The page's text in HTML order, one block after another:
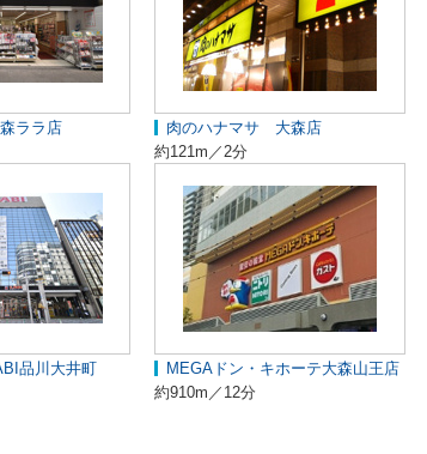
ララ店
肉のハナマサ 大森店
約121m／2分
品川大井町
MEGAドン・キホーテ大森山王店
約910m／12分